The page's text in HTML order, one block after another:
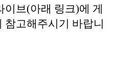
브(아래 링크)에 게
참고해주시기 바랍니